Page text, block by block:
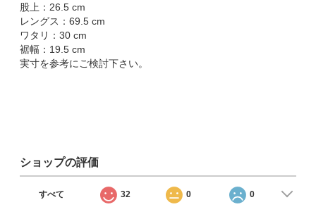
股上：26.5 cm
レングス：69.5 cm
ワタリ：30 cm
裾幅：19.5 cm
実寸を参考にご検討下さい。
ショップの評価
すべて 32 0 0